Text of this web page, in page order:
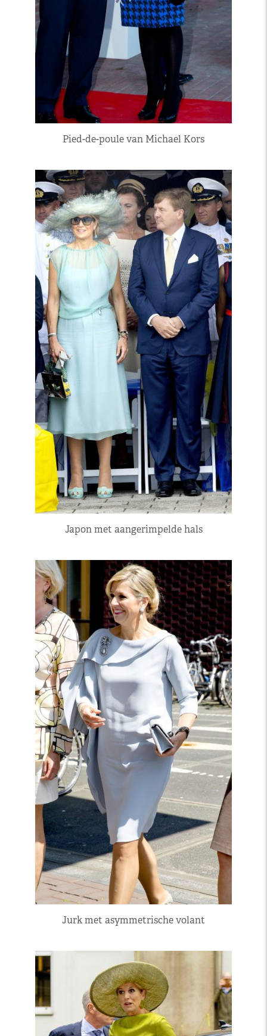
Pied-de-poule van Michael Kors
Japon met aangerimpelde hals
Jurk met asymmetrische volant